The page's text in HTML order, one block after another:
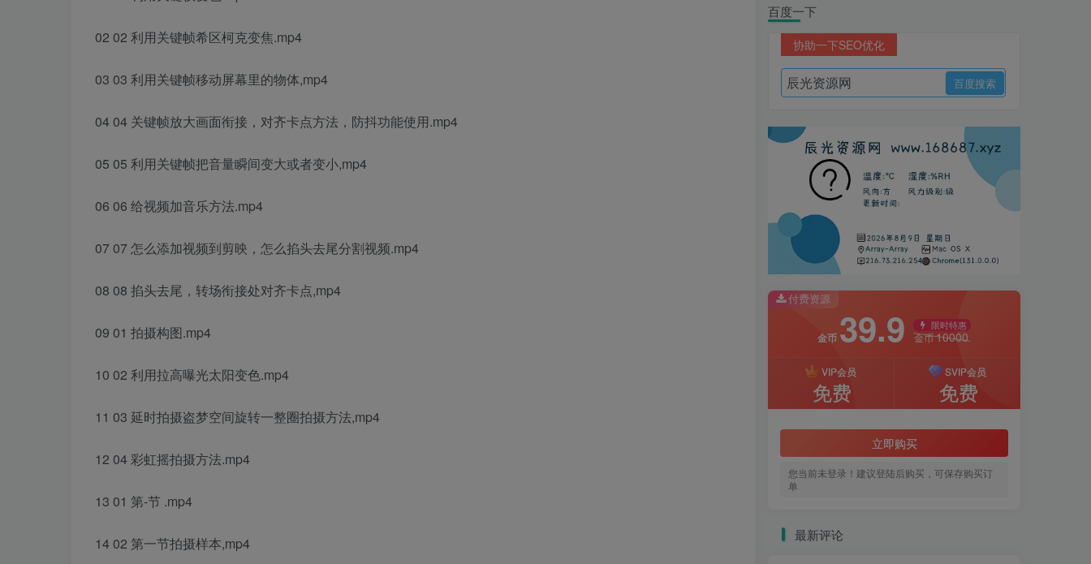
02 02 利用关键帧希区柯克变焦.mp4
03 03 利用关键帧移动屏幕里的物体,mp4
04 04 关键帧放大画面衔接，对齐卡点方法，防抖功能使用.mp4
05 05 利用关键帧把音量瞬间变大或者变小,mp4
06 06 给视频加音乐方法.mp4
07 07 怎么添加视频到剪映，怎么掐头去尾分割视频.mp4
08 08 掐头去尾，转场衔接处对齐卡点,mp4
09 01 拍摄构图.mp4
10 02 利用拉高曝光太阳变色.mp4
11 03 延时拍摄盗梦空间旋转一整圈拍摄方法,mp4
12 04 彩虹摇拍摄方法.mp4
13 01 第-节 .mp4
14 02 第一节拍摄样本,mp4
百度一下
协助一下SEO优化
付费资源
金币 39.9 限时特惠
金币10000
VIP会员
免费
SVIP会员
免费
立即购买
您当前未登录！建议登陆后购买，可保存购买订
单
最新评论